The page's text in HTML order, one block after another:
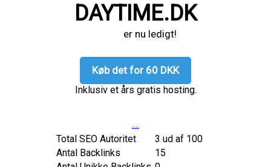
DAYTIME.DK
er nu ledigt!
Køb det for 60 DKK
Inklusiv et års gratis hosting.
....
Total SEO Autoritet
3 ud af 100
Antal Backlinks
15